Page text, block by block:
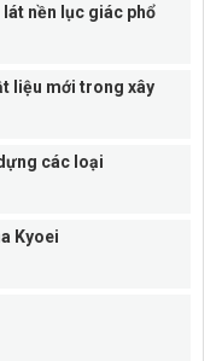
nền lục giác phổ
liệu mới trong xây
các loại
Kyoei